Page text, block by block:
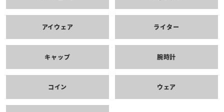
アイウェア ライター
キャップ 腕時計
コイン ウェア